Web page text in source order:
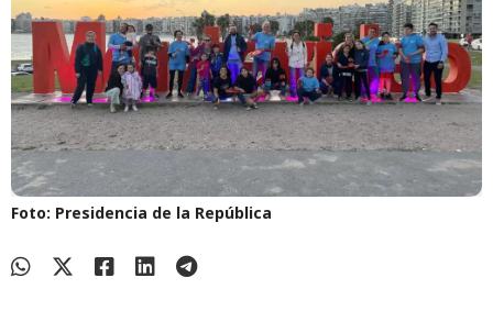
Foto: Presidencia de la República